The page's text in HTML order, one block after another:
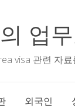
업
visa 관련 자
외국인